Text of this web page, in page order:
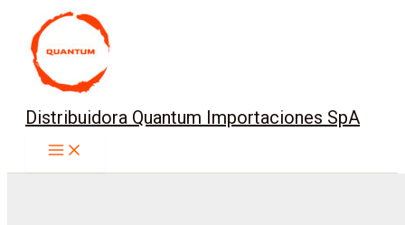
contenido
Distribuidora Quantum Importaciones SpA